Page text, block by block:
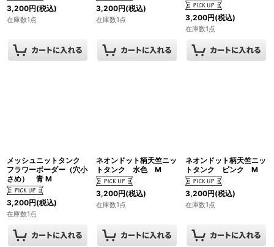
3,200円(税込)
在庫数1点
3,200円(税込)
在庫数1点 3,200円(税込)
在庫数1点
メッシュニットタンク
フラワーボーダー（穴小
さめ） 青 M
3,200円(税込)
在庫数1点
ネオンドット柄天竺ニッ
トタンク 水色 M
3,200円(税込)
在庫数1点
ネオンドット柄天竺ニッ
トタンク ピンク M
3,200円(税込)
在庫数1点